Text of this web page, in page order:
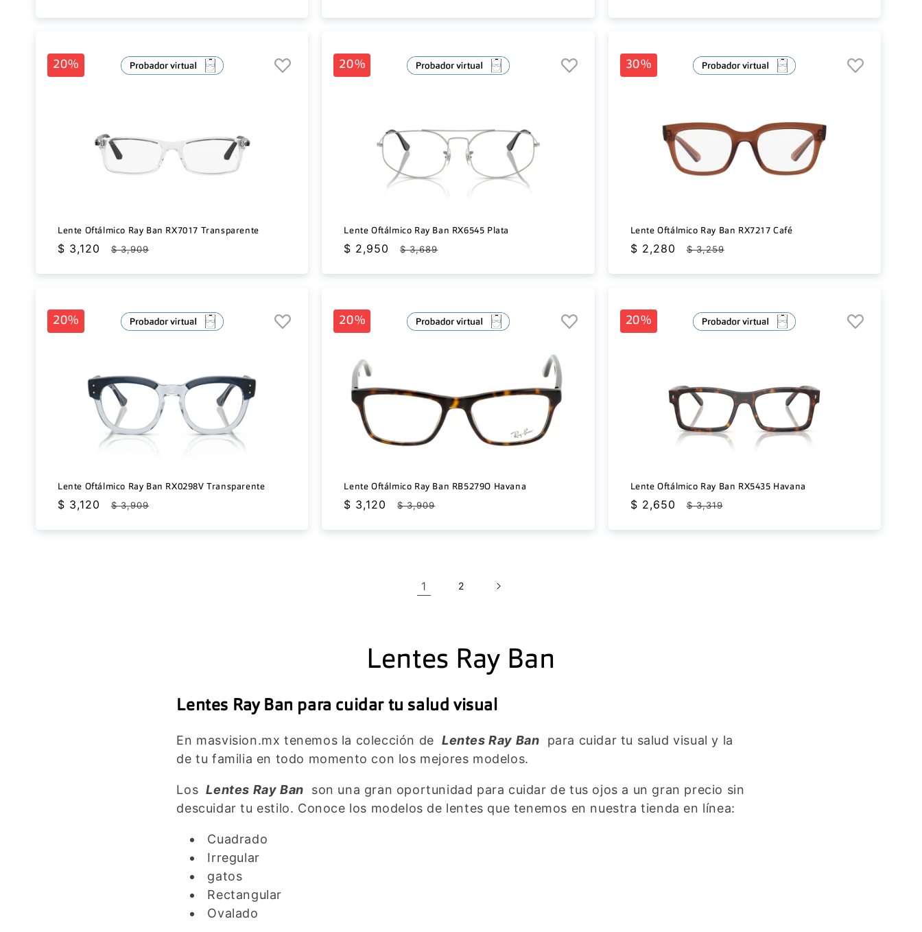
20%
Lente Oftálmico Ray Ban RX7017 Transparente
Precio
$ 3,120
Precio
$ 3,909
20%
Lente Oftálmico Ray Ban RX6545 Plata
Precio
$ 2,950
Precio
$ 3,689
30%
Lente Oftálmico Ray Ban RX7217 Café
Precio
$ 2,280
Precio
$ 3,259
20%
Lente Oftálmico Ray Ban RX0298V Transparente
Precio
$ 3,120
Precio
$ 3,909
20%
Lente Oftálmico Ray Ban RB5279O Havana
Precio
$ 3,120
Precio
$ 3,909
20%
Lente Oftálmico Ray Ban RX5435 Havana
Precio
$ 2,650
Precio
$ 3,319
1 2
C
o
l
e
c
Lentes Ray Ban
Lentes Ray Ban para cuidar tu salud visual
En masvision.mx tenemos la colección de Lentes Ray Ban para cuidar tu salud visual y la
de tu familia en todo momento con los mejores modelos.
LosLentes Ray Ban son una gran oportunidad para cuidar de tus ojos a un gran precio sin
descuidar tu estilo. Conoce los modelos de lentes que tenemos en nuestra tienda en línea:
Cuadrado
Irregular
gatos
Rectangular
Ovalado